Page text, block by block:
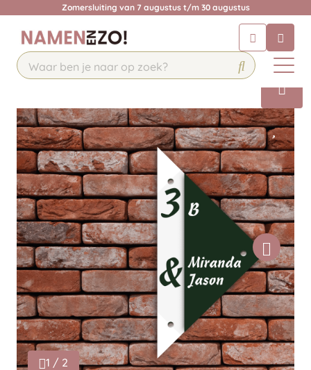
Zomersluiting van 7 augustus t/m 30 augustus
Chat 24/7 met onze chatbot voor
hulp
Contact
1 / 2